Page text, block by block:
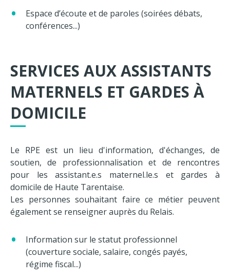
Espace d’écoute et de paroles (soirées débats,
conférences...)
SERVICES AUX ASSISTANTS
MATERNELS ET GARDES À
DOMICILE
Le RPE est un lieu d'information, d'échanges, de
soutien, de professionnalisation et de rencontres
pour les assistant.e.s maternel.le.s et gardes à
domicile de Haute Tarentaise.
Les personnes souhaitant faire ce métier peuvent
également se renseigner auprès du Relais.
Information sur le statut professionnel
(couverture sociale, salaire, congés payés,
régime fiscal...)